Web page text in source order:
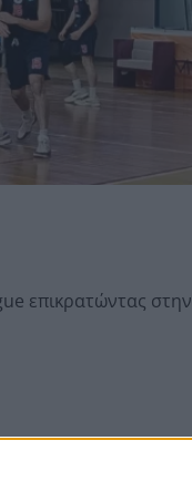
επικρατώντας στην